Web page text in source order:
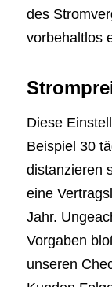
des
vorbehaltlos
Diese
Beispiel 30
distanzieren
eine
Jahr.
Vorgaben
unseren